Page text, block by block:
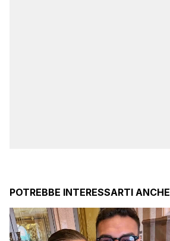
POTREBBE INTERESSARTI ANCHE